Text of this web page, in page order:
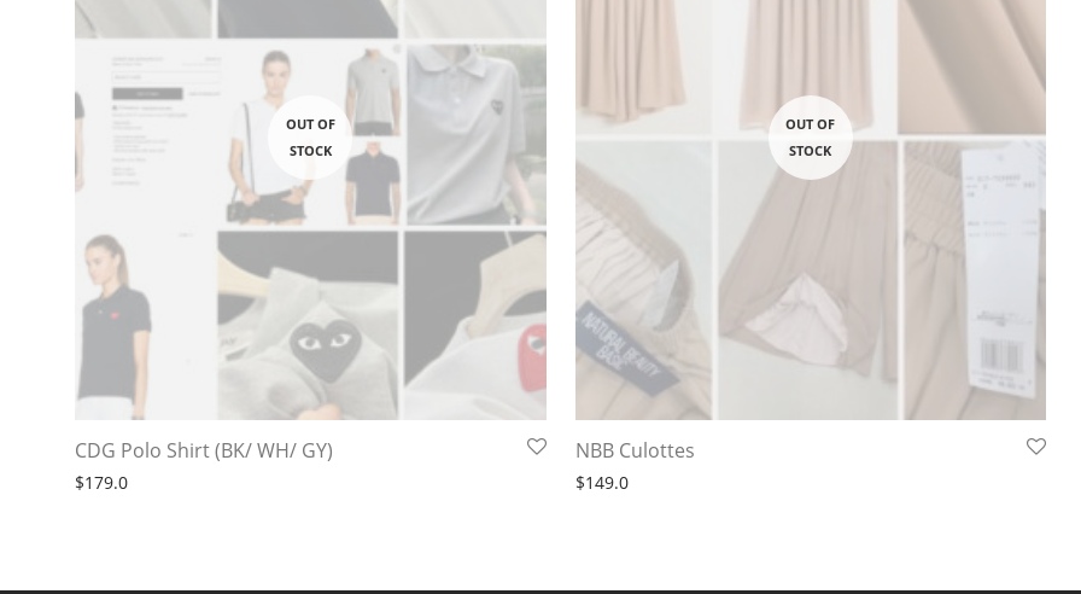
CDG Polo Shirt (BK/ WH/ GY)
$179.0
NBB Culottes
$149.0